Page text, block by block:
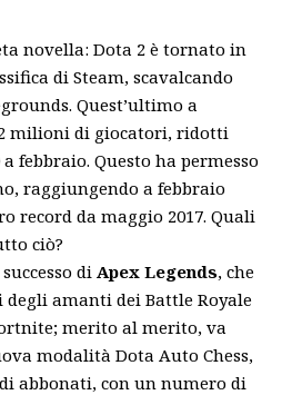
novella: Dota 2 è tornato in
di Steam, scavalcando
Quest’ultimo a
milioni di giocatori, ridotti
febbraio. Questo ha permesso
raggiungendo a febbraio
record da maggio 2017. Quali
ciò?
di Apex Legends, che
amanti dei Battle Royale
merito al merito, va
modalità Dota Auto Chess,
abbonati, con un numero di